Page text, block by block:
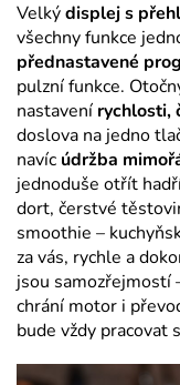
Velkýdisplej s
všechny funkce
přednastavené
pulzní funkce.
nastavení rychlosti,
doslova na jedno
navíc údržba
jednoduše otřít
dort, čerstvé
smoothie –
za vás, rychle a
jsou samozřejmostí
chrání motor i
bude vždy pracovat